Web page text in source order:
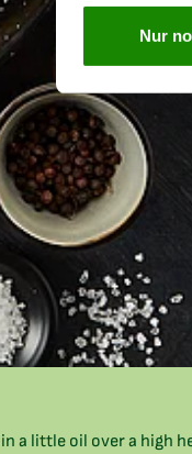
Nur
a little oil over a high